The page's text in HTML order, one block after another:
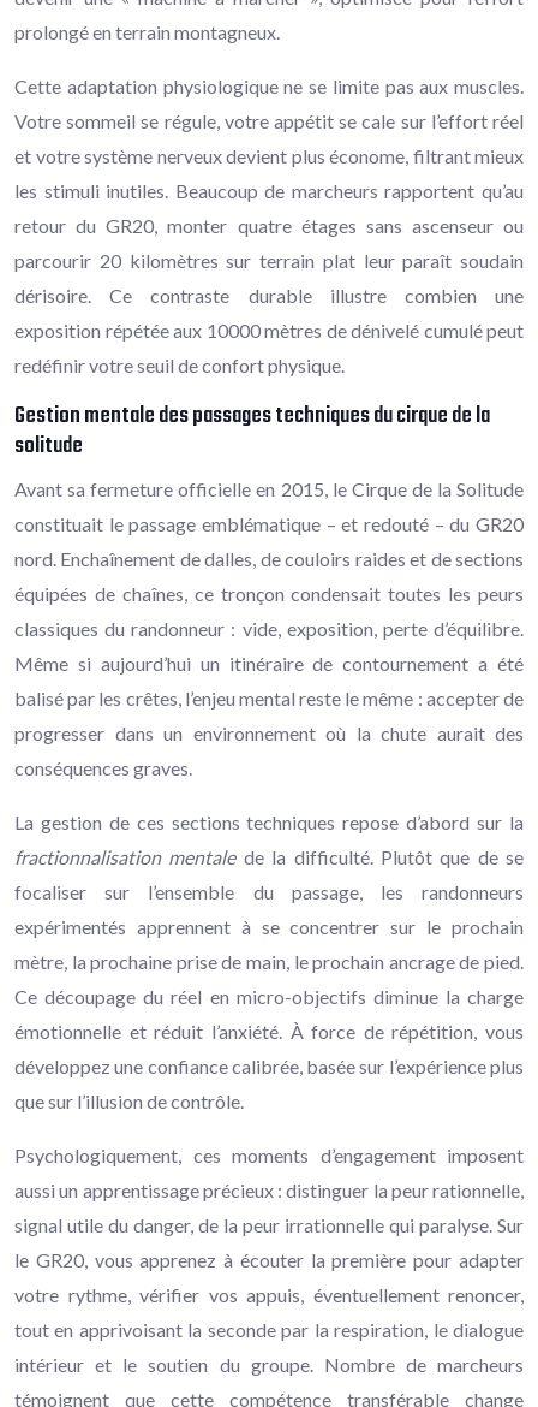
prolongé en terrain montagneux.
Cette adaptation physiologique ne se limite pas aux muscles.
Votre sommeil se régule, votre appétit se cale sur l’effort réel
et votre système nerveux devient plus économe, filtrant mieux
les stimuli inutiles. Beaucoup de marcheurs rapportent qu’au
retour du GR20, monter quatre étages sans ascenseur ou
parcourir 20 kilomètres sur terrain plat leur paraît soudain
dérisoire. Ce contraste durable illustre combien une
exposition répétée aux 10000 mètres de dénivelé cumulé peut
redéfinir votre seuil de confort physique.
Gestion mentale des passages techniques du cirque de la
solitude
Avant sa fermeture officielle en 2015, le Cirque de la Solitude
constituait le passage emblématique – et redouté – du GR20
nord. Enchaînement de dalles, de couloirs raides et de sections
équipées de chaînes, ce tronçon condensait toutes les peurs
classiques du randonneur : vide, exposition, perte d’équilibre.
Même si aujourd’hui un itinéraire de contournement a été
balisé par les crêtes, l’enjeu mental reste le même : accepter de
progresser dans un environnement où la chute aurait des
conséquences graves.
La gestion de ces sections techniques repose d’abord sur la
fractionnalisation mentalede la difficulté. Plutôt que de se
focaliser sur l’ensemble du passage, les randonneurs
expérimentés apprennent à se concentrer sur le prochain
mètre, la prochaine prise de main, le prochain ancrage de pied.
Ce découpage du réel en micro-objectifs diminue la charge
émotionnelle et réduit l’anxiété. À force de répétition, vous
développez une confiance calibrée, basée sur l’expérience plus
que sur l’illusion de contrôle.
Psychologiquement, ces moments d’engagement imposent
aussi un apprentissage précieux : distinguer la peur rationnelle,
signal utile du danger, de la peur irrationnelle qui paralyse. Sur
le GR20, vous apprenez à écouter la première pour adapter
votre rythme, vérifier vos appuis, éventuellement renoncer,
tout en apprivoisant la seconde par la respiration, le dialogue
intérieur et le soutien du groupe. Nombre de marcheurs
témoignent que cette compétence transférable change